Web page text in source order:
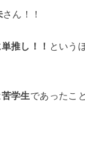
さん！！
推し！！ という
苦学生であったこ